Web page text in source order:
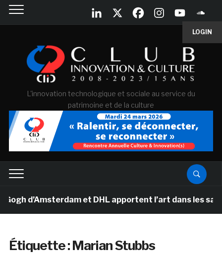
LOGIN
L'innovation technologique et sociale au service du
patrimoine et de la culture
d’Amsterdam et DHL apportent l’art dans les salles
Étiquette :Marian Stubbs